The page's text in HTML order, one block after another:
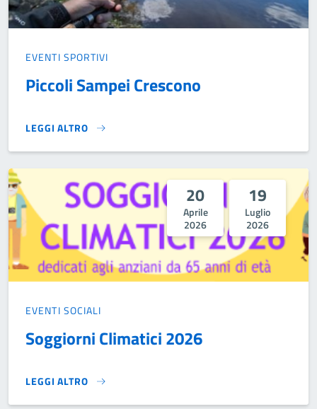
EVENTI SPORTIVI
Piccoli Sampei Crescono
LEGGI ALTRO
PICCOLI SAMPEI CRESCONO}
20
Aprile
2026
19
Luglio
2026
EVENTI SOCIALI
Soggiorni Climatici 2026
LEGGI ALTRO
SOGGIORNI CLIMATICI 2026}